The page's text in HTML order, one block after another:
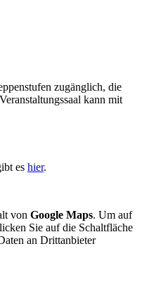
zugänglich, die
kann mit
es hier.
von Google Maps. Um auf
Sie auf die Schaltfläche
an Drittanbieter